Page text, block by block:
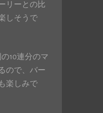
リーとの比
しそうで
10連分のマ
ので、バー
楽しみで